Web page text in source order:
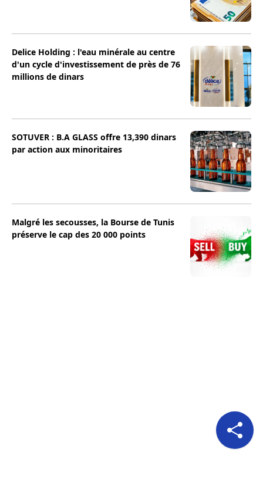
Delice Holding : l'eau minérale au centre
d'un cycle d'investissement de près de 76
millions de dinars
SOTUVER : B.A GLASS offre 13,390 dinars
par action aux minoritaires
Malgré les secousses, la Bourse de Tunis
préserve le cap des 20 000 points